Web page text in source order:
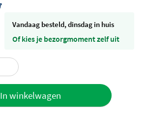
vandaag besteld, dinsdag in huis
Of kies je bezorgmoment zelf uit
In winkelwagen